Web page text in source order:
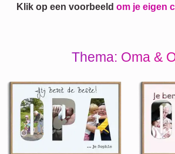
Klik op een voorbeeld om je eigen
Thema: Oma &